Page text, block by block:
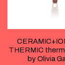
THERMIC
by Olivia